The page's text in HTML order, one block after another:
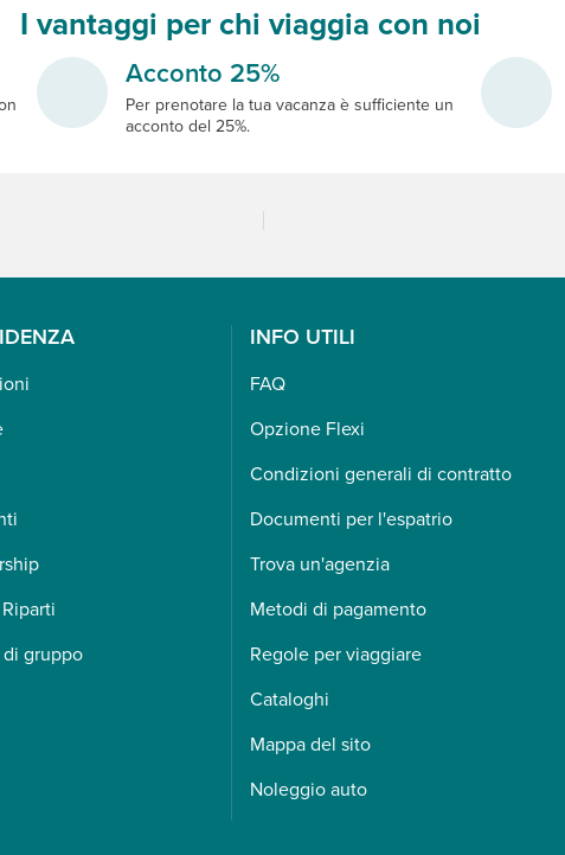
I vantaggi per chi viaggia con noi
Acconto 25%
Per prenotare la tua vacanza è sufficiente un
acconto del 25%.
gruppo
INFO UTILI
FAQ
Opzione Flexi
Condizioni generali di contratto
Documenti per l'espatrio
Trova un'agenzia
Metodi di pagamento
Regole per viaggiare
Cataloghi
Mappa del sito
Noleggio auto